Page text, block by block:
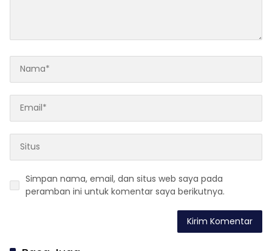
Simpan nama, email, dan situs web saya pada
peramban ini untuk komentar saya berikutnya.